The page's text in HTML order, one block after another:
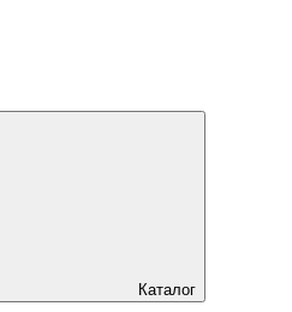
Каталог